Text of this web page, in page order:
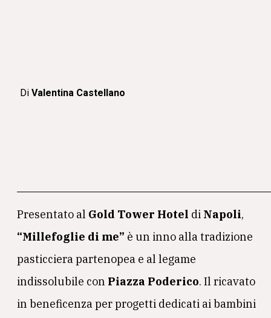
Di Valentina Castellano
Presentato al Gold Tower Hotel di Napoli,
“Millefoglie di me” è un inno alla tradizione
pasticciera partenopea e al legame
indissolubile con Piazza Poderico. Il ricavato
in beneficenza per progetti dedicati ai bambini